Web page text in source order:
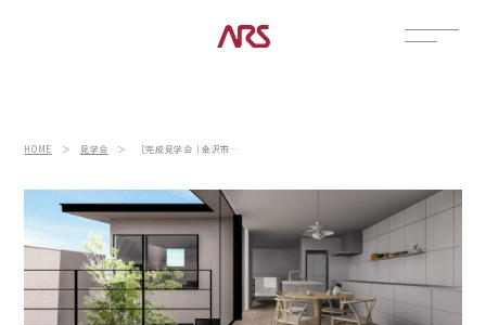
展示場
資料請求
POSTS
建築実例
コラム
HOME ＞ 見学会 ＞ ［完成見学会｜金沢市八日市一丁目］囲われた中庭と開放感を愉しむ２階リビングの家